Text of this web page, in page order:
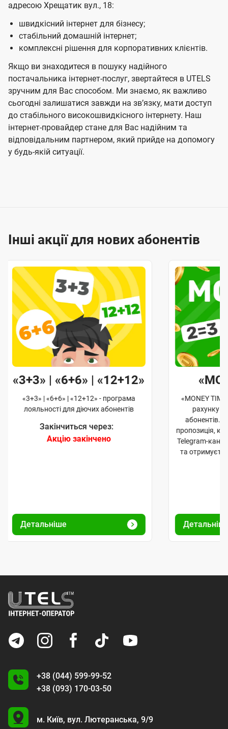
адресою Хрещатик вул., 18:
швидкісний інтернет для бізнесу;
стабільний домашній інтернет;
комплексні рішення для корпоративних клієнтів.
Якщо ви знаходитеся в пошуку надійного
постачальника інтернет-послуг, звертайтеся в UTELS
зручним для Вас способом. Ми знаємо, як важливо
сьогодні залишатися завжди на звʼязку, мати доступ
до стабільного високошвидкісного інтернету. Наш
інтернет-провайдер стане для Вас надійним та
відповідальним партнером, який прийде на допомогу
у будь-якій ситуації.
Інші акції для нових абонентів
«3+3» | «6+6» | «12+12»
«3+3» | «6+6» | «12+12» - програма
лояльності для діючих абонентів
Закінчиться через:
Акцію закінчено
Детальніше
«MONEY
рахунку
абонентів.
пропозиція,
Telegram-
та
+38 (044) 599-99-52
+38 (093) 170-03-50
U
м. Київ, вул. Лютеранська, 9/9